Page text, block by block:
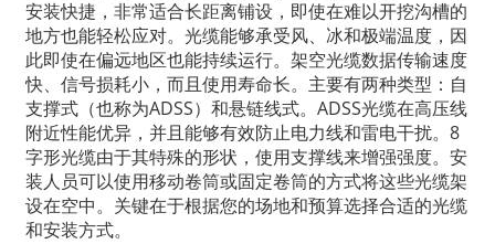
安装快捷，非常适合长距离铺设，即使在难以开挖沟槽的
地方也能轻松应对。光缆能够承受风、冰和极端温度，因
此即使在偏远地区也能持续运行。架空光缆数据传输速度
快、信号损耗小，而且使用寿命长。主要有两种类型：自
支撑式（也称为ADSS）和悬链线式。ADSS光缆在高压线
附近性能优异，并且能够有效防止电力线和雷电干扰。8
字形光缆由于其特殊的形状，使用支撑线来增强强度。安
装人员可以使用移动卷筒或固定卷筒的方式将这些光缆架
设在空中。关键在于根据您的场地和预算选择合适的光缆
和安装方式。